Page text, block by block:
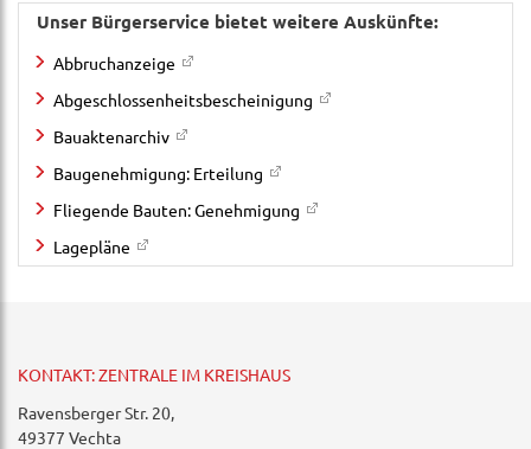
Unser Bürgerservice bietet weitere Auskünfte:
Abbruchanzeige
Abgeschlossenheitsbescheinigung
Bauaktenarchiv
Baugenehmigung: Erteilung
Fliegende Bauten: Genehmigung
Lagepläne
KONTAKT: ZENTRALE IM KREISHAUS
Ravensberger Str. 20,
49377 Vechta